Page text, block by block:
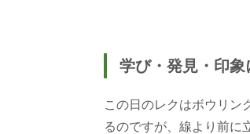
学び・発見・印象
この日のレクはボウリン
るのですが、線より前に